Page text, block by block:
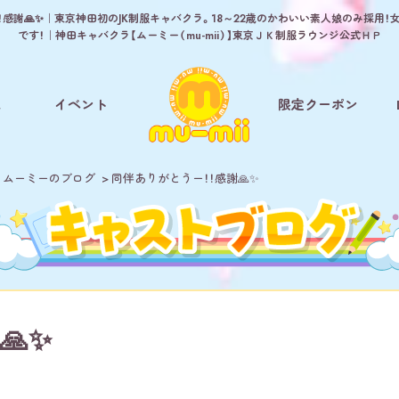
謝🙏✨｜東京神田初のJK制服キャバクラ。18～22歳のかわいい素人娘のみ採用
です！｜神田キャバクラ【ムーミー（mu-mii）】東京ＪＫ制服ラウンジ公式ＨＰ
イベント 限定クーポン
ーミーのブログ 同伴ありがとうー！！感謝🙏✨